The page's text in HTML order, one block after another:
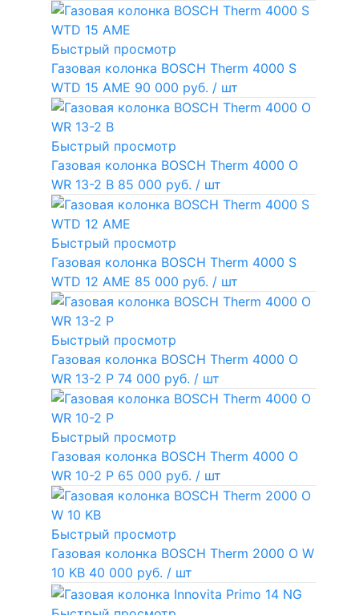
Быстрый просмотр
Газовая колонка BOSCH Therm 4000 S
WTD 15 AME 90 000 руб. / шт
Быстрый просмотр
Газовая колонка BOSCH Therm 4000 O
WR 13-2 В 85 000 руб. / шт
Быстрый просмотр
Газовая колонка BOSCH Therm 4000 S
WTD 12 AME 85 000 руб. / шт
Быстрый просмотр
Газовая колонка BOSCH Therm 4000 O
WR 13-2 P 74 000 руб. / шт
Быстрый просмотр
Газовая колонка BOSCH Therm 4000 O
WR 10-2 P 65 000 руб. / шт
Быстрый просмотр
Газовая колонка BOSCH Therm 2000 O W
10 KB 40 000 руб. / шт